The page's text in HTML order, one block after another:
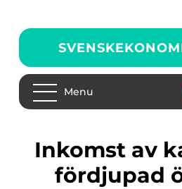
Menu
Inkomst av kapital: En
fördjupad